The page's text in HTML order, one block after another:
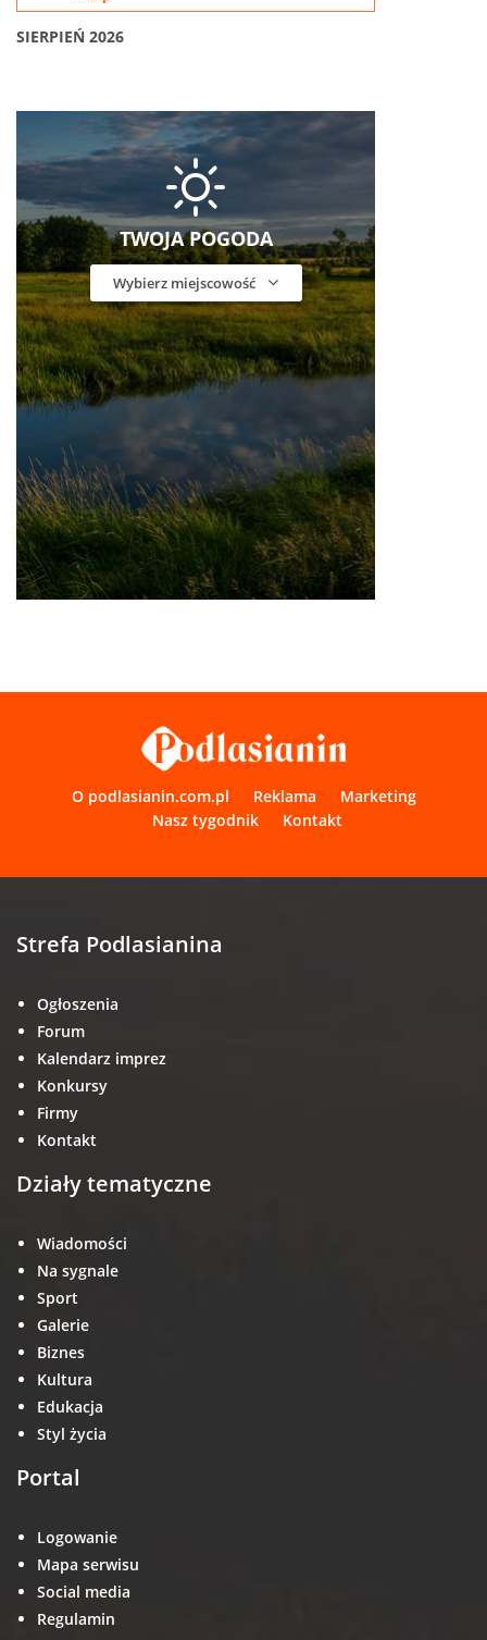
SIERPIEŃ 2026
TWOJA POGODA
Wybierz miejscowość
O podlasianin.com.pl Reklama
Marketing
Nasz tygodnik
Kontakt
Strefa Podlasianina
Ogłoszenia
Forum
Kalendarz imprez
Konkursy
Firmy
Kontakt
Działy tematyczne
Wiadomości
Na sygnale
Sport
Galerie
Biznes
Kultura
Edukacja
Styl życia
Portal
Logowanie
Mapa serwisu
Social media
Regulamin